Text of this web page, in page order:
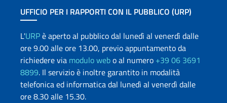
UFFICIO PER I RAPPORTI CON IL PUBBLICO (URP)
L'URPè aperto al pubblico dal lunedì al venerdì dalle
ore 9.00 alle ore 13.00, previo appuntamento da
richiedere via modulo webo al numero +39 06 3691
8899. Il servizio è inoltre garantito in modalità
telefonica ed informatica dal lunedì al venerdì dalle
ore 8.30 alle 15.30.